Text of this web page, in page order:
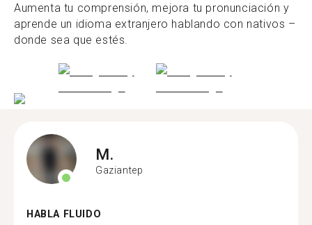
Aumenta tu comprensión, mejora tu pronunciación y
aprende un idioma extranjero hablando con nativos –
donde sea que estés.
M.
Gaziantep
HABLA FLUIDO